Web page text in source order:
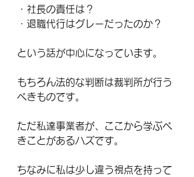
・社長の責任は？
・退職代行はグレーだったのか？
という話が中心になっています。
もちろん法的な判断は裁判所が行う
べきものです。
ただ私達事業者が、ここから学ぶべ
きことがあるハズです。
ちなみに私は少し違う視点を持って